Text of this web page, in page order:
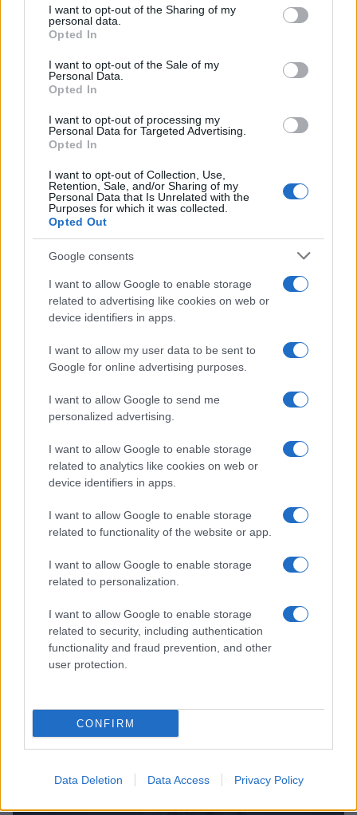
not limited to your visit or usage behaviour. You may click to
grant or deny consent to Google and its third-party tags to
use your data for below specified purposes in below Google
consent section.
I want to opt-out of the Sharing of my
personal data.
Opted In
I want to opt-out of the Sale of my
Personal Data.
Opted In
I want to opt-out of processing my
Personal Data for Targeted Advertising.
Opted In
I want to opt-out of Collection, Use,
Retention, Sale, and/or Sharing of my
Personal Data that Is Unrelated with the
Purposes for which it was collected.
Opted Out
Google consents
I want to allow Google to enable storage
related to advertising like cookies on web or
device identifiers in apps.
I want to allow my user data to be sent to
Google for online advertising purposes.
I want to allow Google to send me
personalized advertising.
I want to allow Google to enable storage
related to analytics like cookies on web or
device identifiers in apps.
I want to allow Google to enable storage
related to functionality of the website or app.
I want to allow Google to enable storage
related to personalization.
I want to allow Google to enable storage
related to security, including authentication
functionality and fraud prevention, and other
user protection.
CONFIRM
Data Deletion Data Access Privacy Policy
y descubrimiento: un recorrido pensado para
quienes buscan ritmos lentos, inmersión cultural
productivas que apuntan a la resiliencia
territorial.
Staff
Sigue leyendo
DESTINOS